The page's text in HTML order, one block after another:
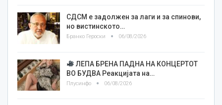
СДСМ е задолжен за лаги и за спинови,
но вистинското…
Бранко Героски 06/08/2026
ЛЕПА БРЕНА ПАДНА НА КОНЦЕРТОТ
ВО БУДВА Реакцијата на…
Плусинфо 06/08/2026